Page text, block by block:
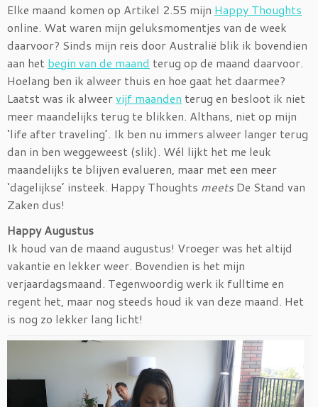
Elke maand komen op Artikel 2.55 mijn Happy Thoughts
online. Wat waren mijn geluksmomentjes van de week
daarvoor? Sinds mijn reis door Australië blik ik bovendien
aan het begin van de maand terug op de maand daarvoor.
Hoelang ben ik alweer thuis en hoe gaat het daarmee?
Laatst was ik alweervijf maanden terug en besloot ik niet
meer maandelijks terug te blikken. Althans, niet op mijn
‘life after traveling’. Ik ben nu immers alweer langer terug
dan in ben weggeweest (slik). Wél lijkt het me leuk
maandelijks te blijven evalueren, maar met een meer
‘dagelijkse’ insteek. Happy Thoughts meetsDe Stand van
Zaken dus!
Happy Augustus
Ik houd van de maand augustus! Vroeger was het altijd
vakantie en lekker weer. Bovendien is het mijn
verjaardagsmaand. Tegenwoordig werk ik fulltime en
regent het, maar nog steeds houd ik van deze maand. Het
is nog zo lekker lang licht!